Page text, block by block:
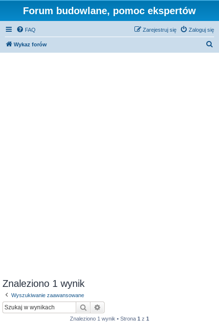
Forum budowlane, pomoc ekspertów
FAQ Zaloguj się
Zarejestruj się
Wykaz forów
Znaleziono 1 wynik
Wyszukiwanie zaawansowane
Szukaj
Znaleziono 1 wynik • Strona 1 z 1